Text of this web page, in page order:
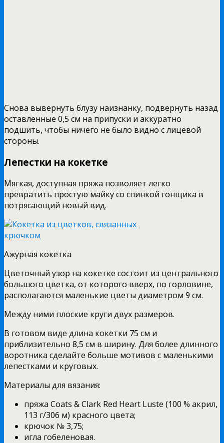
Снова вывернуть блузу наизнанку, подвернуть назад
оставленные 0,5 см на припуски и аккуратно
подшить, чтобы ничего не было видно с лицевой
стороны.
Лепестки на кокетке
Мягкая, доступная пряжа позволяет легко
превратить простую майку со спинкой гонщика в
потрясающий новый вид.
Ажурная кокетка
Цветочный узор на кокетке состоит из центрального
большого цветка, от которого вверх, по горловине,
располагаются маленькие цветы диаметром 9 см.
Между ними плоские круги двух размеров.
В готовом виде длина кокетки 75 см и
приблизительно 8,5 см в ширину. Для более длинного
воротника сделайте больше мотивов с маленькими
лепестками и круговых.
Материалы для вязания:
пряжа Coats & Clark Red Heart Luste (100 % акрил,
113 г/306 м) красного цвета;
крючок № 3,75;
игла гобеленовая.